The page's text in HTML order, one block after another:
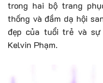
trong hai bộ trang
thống và đầm dạ hội
đẹp của tuổi trẻ và
Kelvin Phạm.